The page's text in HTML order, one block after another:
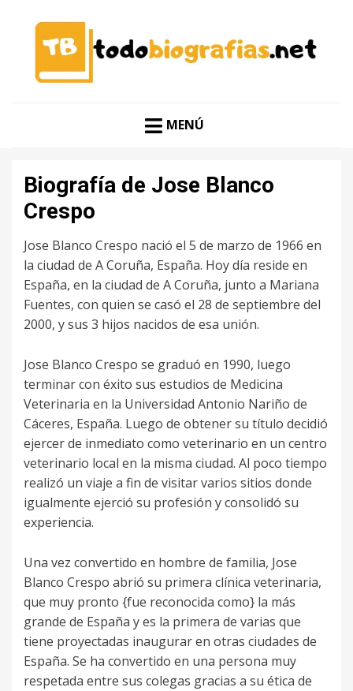
TODO BIOGRAFÍAS
MENÚ
Biografía de Jose Blanco
Crespo
Jose Blanco Crespo nació el 5 de marzo de 1966 en
la ciudad de A Coruña, España. Hoy día reside en
España, en la ciudad de A Coruña, junto a Mariana
Fuentes, con quien se casó el 28 de septiembre del
2000, y sus 3 hijos nacidos de esa unión.
Jose Blanco Crespo se graduó en 1990, luego
terminar con éxito sus estudios de Medicina
Veterinaria en la Universidad Antonio Nariño de
Cáceres, España. Luego de obtener su título decidió
ejercer de inmediato como veterinario en un centro
veterinario local en la misma ciudad. Al poco tiempo
realizó un viaje a fin de visitar varios sitios donde
igualmente ejerció su profesión y consolidó su
experiencia.
Una vez convertido en hombre de familia, Jose
Blanco Crespo abrió su primera clínica veterinaria,
que muy pronto {fue reconocida como} la más
grande de España y es la primera de varias que
tiene proyectadas inaugurar en otras ciudades de
España. Se ha convertido en una persona muy
respetada entre sus colegas gracias a su ética de